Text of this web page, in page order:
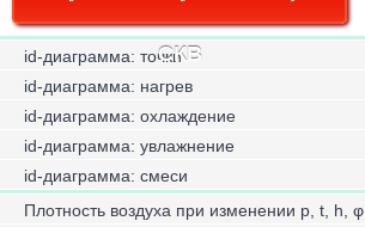
СКВ
id-диаграмма: точки
id-диаграмма: нагрев
id-диаграмма: охлаждение
id-диаграмма: увлажнение
id-диаграмма: смеси
Плотность воздуха при изменении p, t, h, φ